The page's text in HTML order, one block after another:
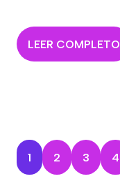
LEER COMPLETO
1 2 3 4